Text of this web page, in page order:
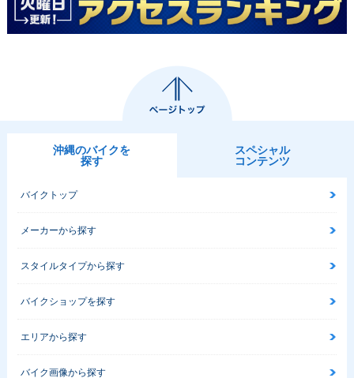
沖縄のバイクを
探す
スペシャル
コンテンツ
バイクトップ
メーカーから探す
スタイルタイプから探す
バイクショップを探す
エリアから探す
バイク画像から探す